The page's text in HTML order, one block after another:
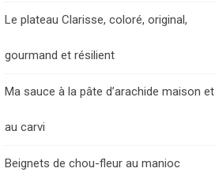
Le plateau Clarisse, coloré, original,
gourmand et résilient
Ma sauce à la pâte d’arachide maison et
au carvi
Beignets de chou-fleur au manioc